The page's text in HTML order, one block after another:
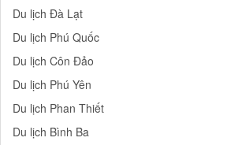
Du lịch Đà Lạt
Du lịch Phú Quốc
Du lịch Côn Đảo
Du lịch Phú Yên
Du lịch Phan Thiết
Du lịch Bình Ba